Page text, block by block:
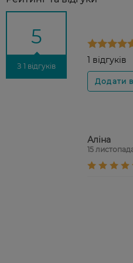
5
З 1 відгуків
1 відгуків
Аліна
15